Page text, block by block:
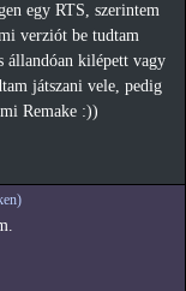
egy RTS, szerintem
verziót be tudtam
állandóan kilépett vagy
játszani vele, pedig
Remake :))